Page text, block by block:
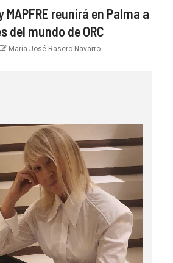
MAPFRE reunirá en Palma a
del mundo de ORC
María José Rasero Navarro